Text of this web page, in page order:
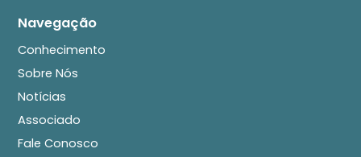
Navegação
Conhecimento
Sobre Nós
Notícias
Associado
Fale Conosco